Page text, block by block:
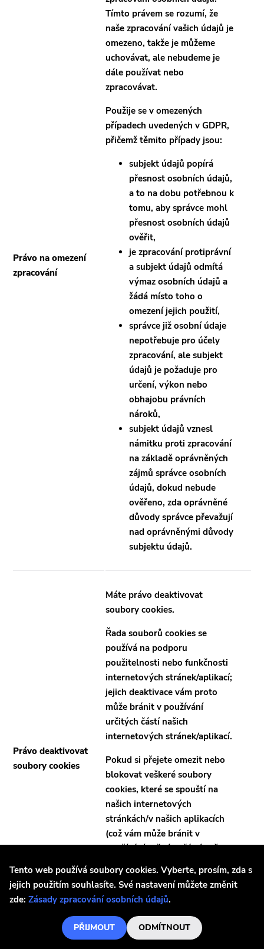
Právo na omezení
zpracování
Tímto právem se rozumí, že
naše zpracování vašich údajů je
omezeno, takže je můžeme
uchovávat, ale nebudeme je
dále používat nebo
zpracovávat.
Použije se v omezených
případech uvedených v GDPR,
přičemž těmito případy jsou:
subjekt údajů popírá
přesnost osobních údajů,
a to na dobu potřebnou k
tomu, aby správce mohl
přesnost osobních údajů
ověřit,
je zpracování protiprávní
a subjekt údajů odmítá
výmaz osobních údajů a
žádá místo toho o
omezení jejich použití,
správce již osobní údaje
nepotřebuje pro účely
zpracování, ale subjekt
údajů je požaduje pro
určení, výkon nebo
obhajobu právních
nároků,
subjekt údajů vznesl
námitku proti zpracování
na základě oprávněných
zájmů správce osobních
údajů, dokud nebude
ověřeno, zda oprávněné
důvody správce převažují
nad oprávněnými důvody
subjektu údajů.
Právo deaktivovat
soubory cookies
Máte právo deaktivovat
soubory cookies.
Řada souborů cookies se
používá na podporu
použitelnosti nebo funkčnosti
internetových stránek/aplikací;
jejich deaktivace vám proto
může bránit v používání
určitých částí našich
internetových stránek/aplikací.
Pokud si přejete omezit nebo
blokovat veškeré soubory
cookies, které se spouští na
našich internetových
stránkách/v našich aplikacích
(což vám může bránit v
používání určitých částí našich
stránek) či na jakýchkoli jiných
internetových
stránkách/aplikacích, můžete to
provést v nastavení svého
prohlížeče.
Tento web používá soubory cookies. Vyberte, prosím, zda s
jejich použitím souhlasíte. Své nastavení můžete změnit
zde: Zásady zpracování osobních údajů.
PŘIJMOUT ODMÍTNOUT